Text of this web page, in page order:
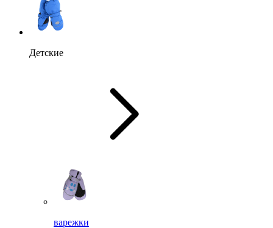
Детские
варежки